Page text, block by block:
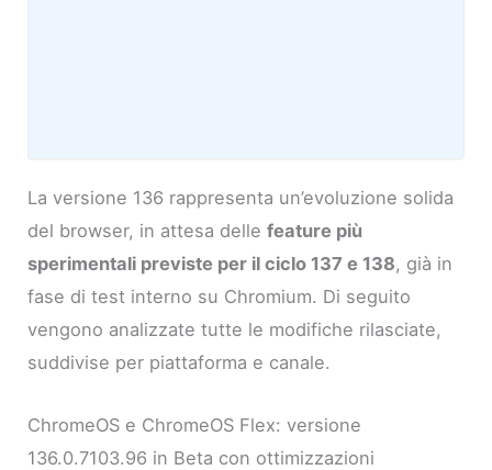
La versione 136 rappresenta un’evoluzione solida
del browser, in attesa dellefeature più
sperimentali previste per il ciclo 137 e 138, già in
fase di test interno su Chromium. Di seguito
vengono analizzate tutte le modifiche rilasciate,
suddivise per piattaforma e canale.
ChromeOS e ChromeOS Flex: versione
136.0.7103.96 in Beta con ottimizzazioni